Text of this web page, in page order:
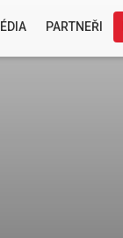
PARTNEŘI